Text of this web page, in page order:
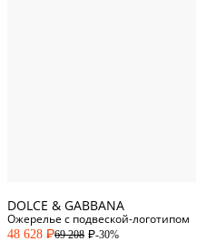
DOLCE & GABBANA
Ожерелье с подвеской-логотипом
48 628 P69 208 P-30%
1 Numeric